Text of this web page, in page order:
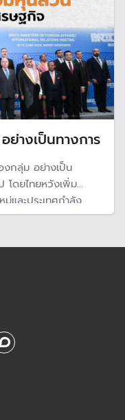
ย่างเป็นทางการ
งกลุ่ม อย่างเป็น
โดยไทยหวังเพิ่ม
ม่และประเทศกำลัง